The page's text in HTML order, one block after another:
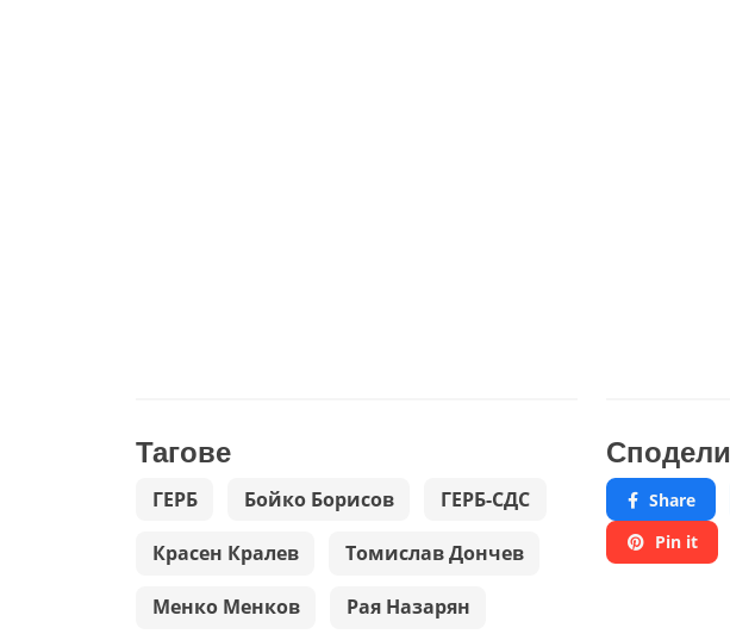
Тагове
ГЕРБ Бойко Борисов ГЕРБ-СДС
Красен Кралев Томислав Дончев
Менко Менков Рая Назарян
Сподели
Share
Pin it